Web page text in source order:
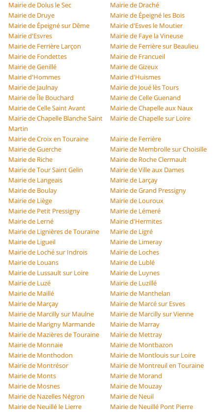
Mairie de Dolus le Sec
Mairie de Draché
Mairie de Druye
Mairie de Épeigné les Bois
Mairie de Épeigné sur Dême
Mairie d'Esves le Moutier
Mairie d'Esvres
Mairie de Faye la Vineuse
Mairie de Ferrière Larçon
Mairie de Ferrière sur Beaulieu
Mairie de Fondettes
Mairie de Francueil
Mairie de Genillé
Mairie de Gizeux
Mairie d'Hommes
Mairie d'Huismes
Mairie de Jaulnay
Mairie de Joué lès Tours
Mairie de Île Bouchard
Mairie de Celle Guenand
Mairie de Celle Saint Avant
Mairie de Chapelle aux Naux
Mairie de Chapelle Blanche Saint
Martin
Mairie de Chapelle sur Loire
Mairie de Croix en Touraine
Mairie de Ferrière
Mairie de Guerche
Mairie de Membrolle sur Choisille
Mairie de Riche
Mairie de Roche Clermault
Mairie de Tour Saint Gelin
Mairie de Ville aux Dames
Mairie de Langeais
Mairie de Larçay
Mairie de Boulay
Mairie de Grand Pressigny
Mairie de Liège
Mairie de Louroux
Mairie de Petit Pressigny
Mairie de Lémeré
Mairie de Lerné
Mairie d'Hermites
Mairie de Lignières de Touraine
Mairie de Ligré
Mairie de Ligueil
Mairie de Limeray
Mairie de Loché sur Indrois
Mairie de Loches
Mairie de Louans
Mairie de Lublé
Mairie de Lussault sur Loire
Mairie de Luynes
Mairie de Luzé
Mairie de Luzillé
Mairie de Maillé
Mairie de Manthelan
Mairie de Marçay
Mairie de Marcé sur Esves
Mairie de Marcilly sur Maulne
Mairie de Marcilly sur Vienne
Mairie de Marigny Marmande
Mairie de Marray
Mairie de Mazières de Touraine
Mairie de Mettray
Mairie de Monnaie
Mairie de Montbazon
Mairie de Monthodon
Mairie de Montlouis sur Loire
Mairie de Montrésor
Mairie de Montreuil en Touraine
Mairie de Monts
Mairie de Morand
Mairie de Mosnes
Mairie de Mouzay
Mairie de Nazelles Négron
Mairie de Neuil
Mairie de Neuillé le Lierre
Mairie de Neuillé Pont Pierre